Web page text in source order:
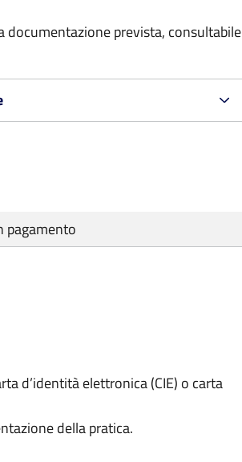
prevista, consultabile
pagamento
d’identità elettronica (CIE) o carta
della pratica.